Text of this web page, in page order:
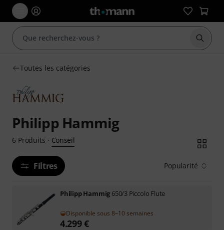
Toutes les catégories
Philipp Hammig
6 Produits · Conseil
Filtres Popularité
Philipp Hammig 650/3 Piccolo Flute
Disponible sous 8–10 semaines
4.299€